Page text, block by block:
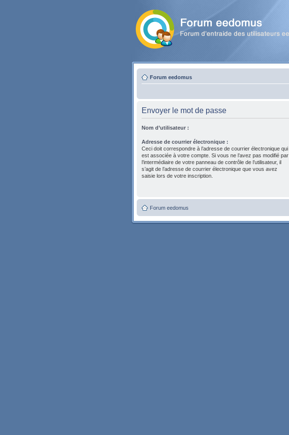
Forum eedomus
Envoyer le mot de passe
Nom d’utilisateur :
Adresse de courrier électronique :
Ceci doit correspondre à l’adresse de courrier électronique qui
est associée à votre compte. Si vous ne l’avez pas modifié par
l’intermédiaire de votre panneau de contrôle de l’utilisateur, il
s’agit de l’adresse de courrier électronique que vous avez
saisie lors de votre inscription.
Forum eedomus